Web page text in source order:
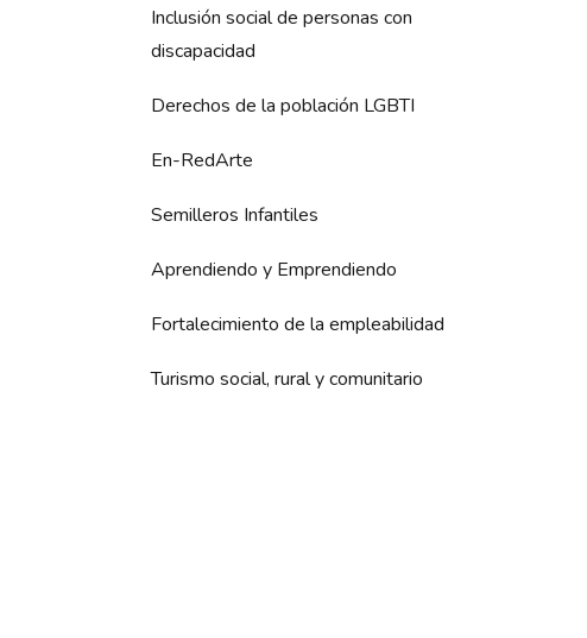
Inclusión social de personas con
discapacidad
Derechos de la población LGBTI
En-RedArte
Semilleros Infantiles
Aprendiendo y Emprendiendo
Fortalecimiento de la empleabilidad
Turismo social, rural y comunitario